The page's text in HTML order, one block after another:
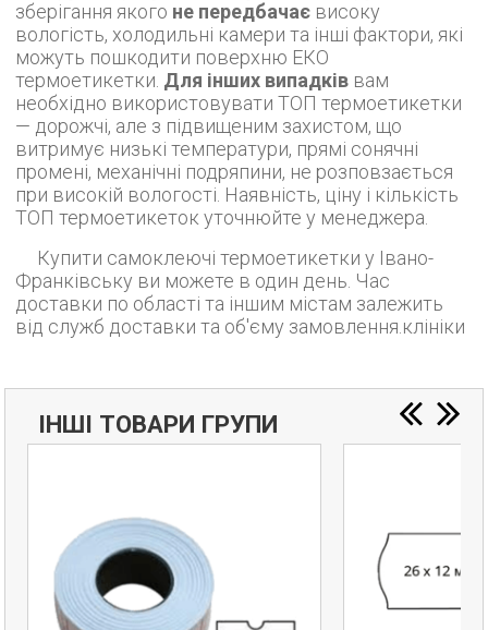
зберігання якого не передбачає високу
вологість, холодильні камери та інші фактори, які
можуть пошкодити поверхню ЕКО
термоетикетки. Для інших випадків вам
необхідно використовувати ТОП термоетикетки
— дорожчі, але з підвищеним захистом, що
витримує низькі температури, прямі сонячні
промені, механічні подряпини, не розповзається
при високій вологості. Наявність, ціну і кількість
ТОП термоетикеток уточнюйте у менеджера.
Купити самоклеючі термоетикетки у Івано-
Франківську ви можете в один день. Час
доставки по області та іншим містам залежить
від служб доставки та об'єму замовлення.клініки
ІНШІ ТОВАРИ ГРУПИ